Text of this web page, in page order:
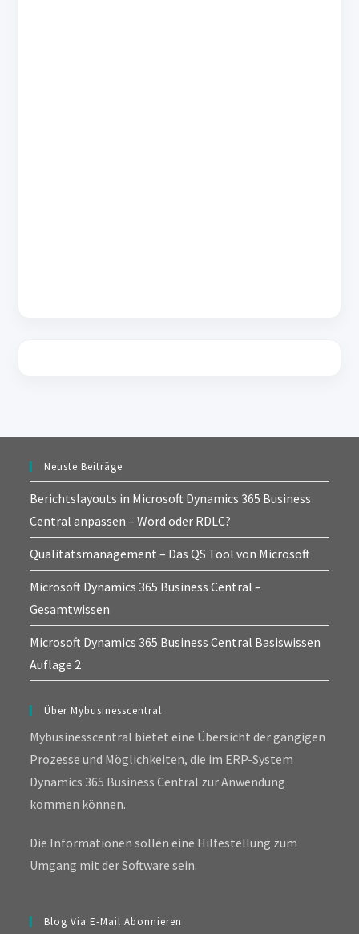
Neuste Beiträge
Berichtslayouts in Microsoft Dynamics 365 Business
Central anpassen – Word oder RDLC?
Qualitätsmanagement – Das QS Tool von Microsoft
Microsoft Dynamics 365 Business Central –
Gesamtwissen
Microsoft Dynamics 365 Business Central Basiswissen
Auflage 2
Über Mybusinesscentral
Mybusinesscentral bietet eine Übersicht der gängigen
Prozesse und Möglichkeiten, die im ERP-System
Dynamics 365 Business Central zur Anwendung
kommen können.
Die Informationen sollen eine Hilfestellung zum
Umgang mit der Software sein.
Blog Via E-Mail Abonnieren